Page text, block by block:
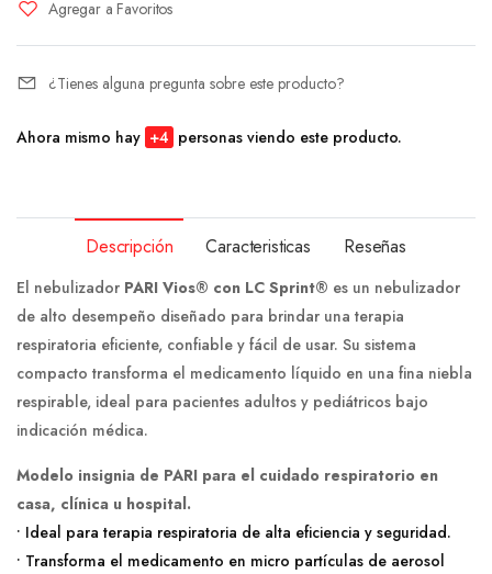
Agregar a Favoritos
¿Tienes alguna pregunta sobre este producto?
Ahora mismo hay +6 personas viendo este producto.
Descripción Caracteristicas Reseñas
El nebulizador PARI Vios® con LC Sprint® es un nebulizador
de alto desempeño diseñado para brindar una terapia
respiratoria eficiente, confiable y fácil de usar. Su sistema
compacto transforma el medicamento líquido en una fina niebla
respirable, ideal para pacientes adultos y pediátricos bajo
indicación médica.
Modelo insignia de PARI para el cuidado respiratorio en
casa, clínica u hospital.
• Ideal para terapia respiratoria de alta eficiencia y seguridad.
• Transforma el medicamento en micro partículas de aerosol